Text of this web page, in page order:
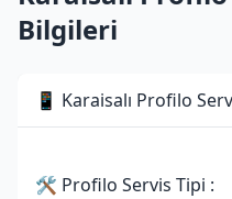
Bilgileri
📱 Karaisalı Profilo
🛠 Profilo Servis Tipi :